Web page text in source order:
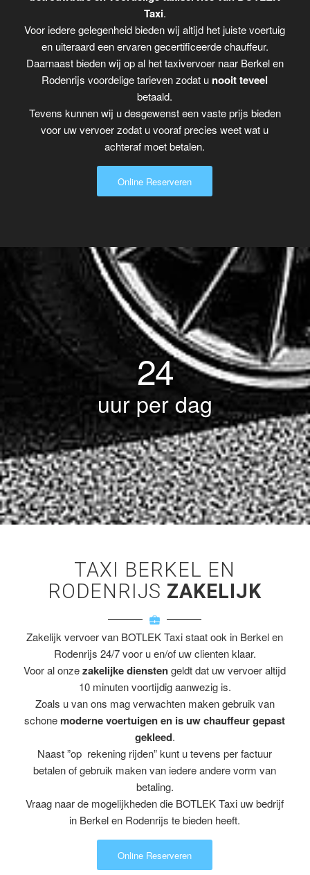
Taxi.
Voor iedere gelegenheid bieden wij altijd het juiste voertuig
en uiteraard een ervaren gecertificeerde chauffeur.
Daarnaast bieden wij op al het taxivervoer naar Berkel en
Rodenrijs voordelige tarieven zodat u nooit teveel
betaald.
Tevens kunnen wij u desgewenst een vaste prijs bieden
voor uw vervoer zodat u vooraf precies weet wat u
achteraf moet betalen.
Online Reserveren
24
uur per dag
TAXI BERKEL EN
RODENRIJS ZAKELIJK
Zakelijk vervoer van BOTLEK Taxi staat ook in Berkel en
Rodenrijs 24/7 voor u en/of uw clienten klaar.
Voor al onzezakelijke dienstengeldt dat uw vervoer altijd
10 minuten voortijdig aanwezig is.
Zoals u van ons mag verwachten maken gebruik van
schone moderne voertuigen en is uw chauffeur gepast
gekleed.
Naast ”op rekening rijden” kunt u tevens per factuur
betalen of gebruik maken van iedere andere vorm van
betaling.
Vraag naar de mogelijkheden die BOTLEK Taxi uw bedrijf
in Berkel en Rodenrijs te bieden heeft.
Online Reserveren